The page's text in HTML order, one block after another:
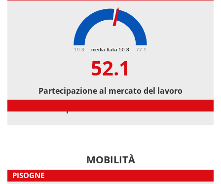
media Italia 50.8
19.3 77.1
52.1
Partecipazione al mercato del lavoro
MOBILITÀ
PISOGNE